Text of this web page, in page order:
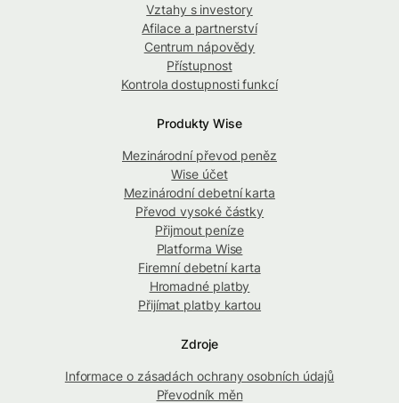
Vztahy s investory
Afilace a partnerství
Centrum nápovědy
Přístupnost
Kontrola dostupnosti funkcí
Produkty Wise
Mezinárodní převod peněz
Wise účet
Mezinárodní debetní karta
Převod vysoké částky
Přijmout peníze
Platforma Wise
Firemní debetní karta
Hromadné platby
Přijímat platby kartou
Zdroje
Informace o zásadách ochrany osobních údajů
Převodník měn